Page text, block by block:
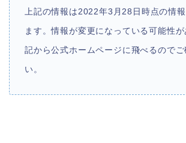
上記の情報は2022年3月28日時点の情
ます。情報が変更になっている可能性
記から公式ホームページに飛べるのでご
い。